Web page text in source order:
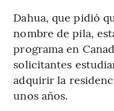
Dahua, que pidió
nombre de pila,
programa en
solicitantes
adquirir la
unos años.